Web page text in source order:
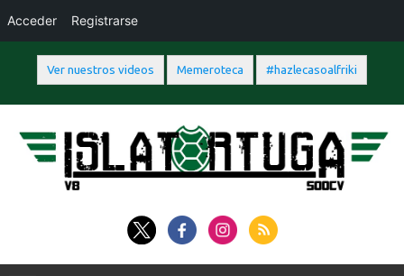
Ver nuestros videos Memeroteca #hazlecasoalfriki
Acceder Registrarse
contenido